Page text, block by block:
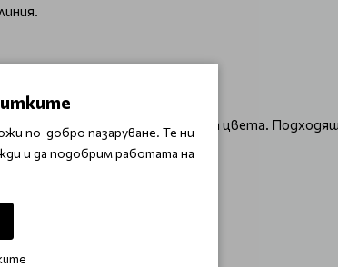
линия.
шампоани за запазване на цвета.
по-добро пазаруване. Те ни
и да подобрим работата на